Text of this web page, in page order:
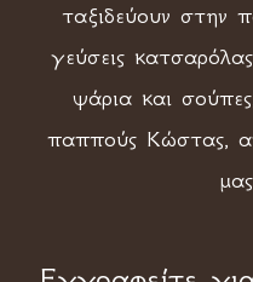
ταξιδεύουν στην
γεύσεις
ψάρια και
παππούς Κώστας,